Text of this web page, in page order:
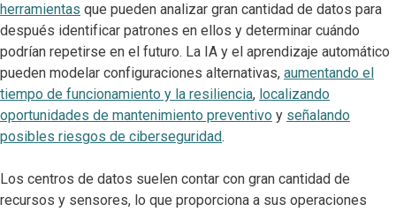
herramientas que pueden analizar gran cantidad de datos para
después identificar patrones en ellos y determinar cuándo
podrían repetirse en el futuro. La IA y el aprendizaje automático
pueden modelar configuraciones alternativas, aumentando el
tiempo de funcionamiento y la resiliencia, localizando
oportunidades de mantenimiento preventivo y señalando
posibles riesgos de ciberseguridad.
Los centros de datos suelen contar con gran cantidad de
recursos y sensores, lo que proporciona a sus operaciones